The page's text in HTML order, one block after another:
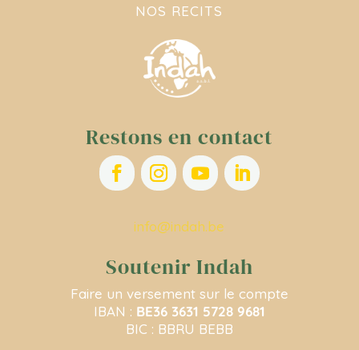
NOS RECITS
Restons en contact
info@indah.be
Soutenir Indah
Faire un versement sur le compte
IBAN : BE36 3631 5728 9681
BIC : BBRU BEBB